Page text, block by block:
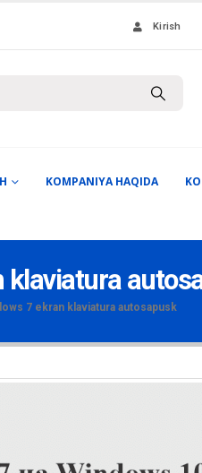
Kirish
KOMPANIYA HAQIDA
klaviatura
7 ekran klaviatura autosapusk